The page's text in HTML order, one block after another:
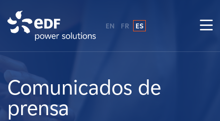
Sobre nosotros
Qué hacemos
EN FR ES
Comunicados de
prensa